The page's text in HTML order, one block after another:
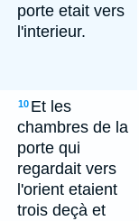
porte etait vers
l'interieur.
10 Et les
chambres de la
porte qui
regardait vers
l'orient etaient
trois deçà et